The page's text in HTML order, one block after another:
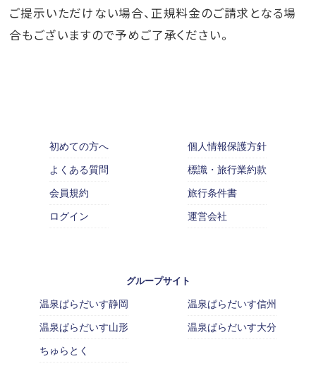
ご提示いただけない場合、正規料金のご請求となる場
合もございますので予めご了承ください。
初めての方へ
よくある質問
会員規約
ログイン
個人情報保護方針
標識・旅行業約款
旅行条件書
運営会社
グループサイト
温泉ぱらだいす静岡
温泉ぱらだいす山形
ちゅらとく
温泉ぱらだいす信州
温泉ぱらだいす大分